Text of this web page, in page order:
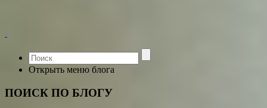
Открыть меню блога
ПОИСК ПО БЛОГУ